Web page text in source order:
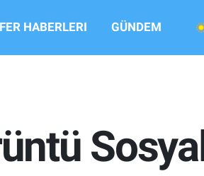
HABERLERI GÜNDEM